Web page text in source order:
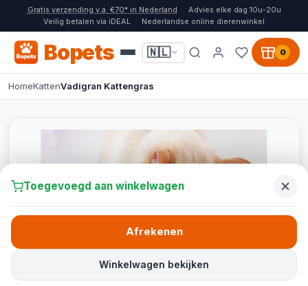
Gratis verzending v.a. €70* in Nederland
Advies elke dag 10u-20u
Veilig betalen via iDEAL
Nederlandse online dierenwinkel
Bopets 🇳🇱 0
HomeKattenVadigran Kattengras
Toegevoegd aan winkelwagen
Winkelwagen bekijken
Afrekenen